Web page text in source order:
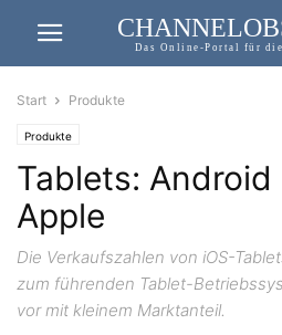
Das Online-Portal für
Start Produkte
Produkte
Tablets:
Apple
Die Verkaufszahlen von iOS-
zum führenden Tablet-
vor mit kleinem Marktanteil.